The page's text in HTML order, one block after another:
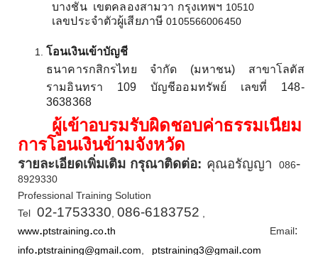
บางชัน เขตคลองสามวา กรุงเทพฯ 10510
เลขประจำตัวผู้เสียภาษี0105566006450
โอนเงินเข้าบัญชี
ธนาคารกสิกรไทย จำกัด (มหาชน) สาขาโลตัส
รามอินทรา 109 บัญชีออมทรัพย์ เลขที่ 148-
3638368
ผู้เข้าอบรมรับผิดชอบค่าธรรมเนียม
การโอนเงินข้ามจังหวัด
รายละเอียดเพิ่มเติม กรุณาติดต่อ: คุณอรัญญา 086-
8929330
Professional Training Solution
Tel 02-1753330 086-6183752
www.ptstraining.co.th Email:
info.ptstraining@gmail.com ptstraining3@gmail.com